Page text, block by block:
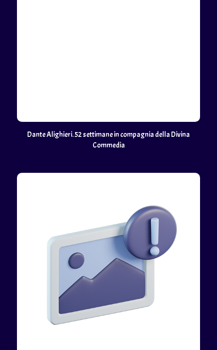
Dante Alighieri. 52 settimane in compagnia della Divina
Commedia